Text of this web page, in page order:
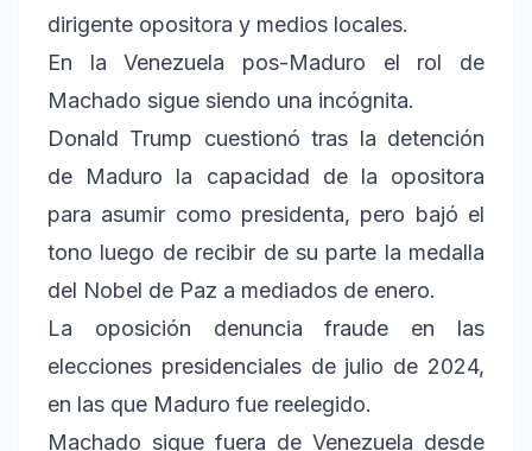
dirigente opositora y medios locales.
En la Venezuela pos-Maduro el rol de
Machado sigue siendo una incógnita.
Donald Trump cuestionó tras la detención
de Maduro la capacidad de la opositora
para asumir como presidenta, pero bajó el
tono luego de recibir de su parte la medalla
del Nobel de Paz a mediados de enero.
La oposición denuncia fraude en las
elecciones presidenciales de julio de 2024,
en las que Maduro fue reelegido.
Machado sigue fuera de Venezuela desde